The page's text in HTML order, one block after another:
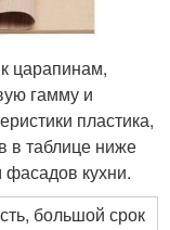
царапинам,
гамму и
пластика,
в таблице ниже
фасадов кухни.
большой срок